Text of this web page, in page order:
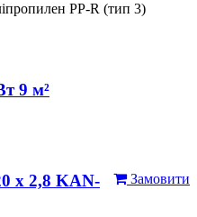
PP-R (тип 3)
9 м²
Замовити
х 2,8 KAN-